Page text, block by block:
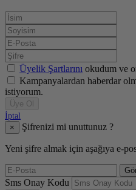
Üyelik Şartlarını okudum ve
Kampanyalardan haberdar
istiyorum.
Üye Ol
İptal
×
Şifrenizi mi unuttunuz ?
Yeni şifre almak için aşağıya e-
Sms Onay Kodu